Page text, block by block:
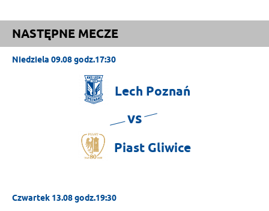
NASTĘPNE MECZE
Niedziela 09.08 godz.17:30
Lech Poznań
vs
Piast Gliwice
Czwartek 13.08 godz.19:30